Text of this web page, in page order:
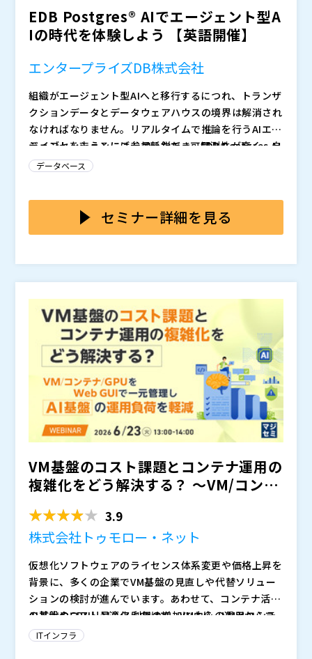
のバスを3回転半も横転（キャノンロール）させ、世界
記録を樹立した壮絶なエピソードなど、見逃せない内容
し、変革するのかを分かりやすく解説します。
きていますか？
Nutanixとともに、確実で洗練されたIT移行のステップ
Nutanix MoveとNutanix Cloud Clusters（NC2）
チクラウド環境を統合し、大規模環境でもシームレスな
業務継続性を実現する方法をご紹介します。移行に伴う
リスクを抑え、先行き不透明な状況から生じるストレス
をどのように解消できるのか、その全貌が明らかになり
ます。本イベントでは、示唆に富むディスカッション、
じて、クラウド移行を驚くほどシンプルに（身代わりの
スタントダブルを必要とせずに）成功させる方法を分か
りやすく解説します。
具体的には、NC2が提供する以下の強みを備えたプラッ
トフォームについて深く学んでいただけます。
・：スクリプトに変更を加えることなく、アプリケーシ
ョンをオンプレミスで実行していた状態とまったく同じ
・：データシーディングプロセスが既存データを精密に
レプリケーションし、ビジネスの中断時間を数時間から
数分単位へと劇的にに短縮することで、いつでも成功を
クや予期せぬシステム停止を回避。
・：特定のワークロードを、安定したクラウドのベアメ
タルインフラストラクチャーに移行。これにより、昨今
高騰を続けるハードウェアコストや調達遅延の影響を最
小限に。
40年以上のキャリアを誇るコリー・ユーバンクス氏
は、これまでに160本以上の映画と1,200本以上のテレ
ビドラマに携わり、世界最高峰のスタント賞である「タ
ウルス・ワールド・スタント・アワード（Taurus Wor
ld Stunt Award）」を3度も受賞した伝説のプロフェ
ッショナルです。ワーナー・ブラザース史上最年少のス
タントマンとしてキャリアをスタートさせた彼は、『ワ
ション:インポッシブル』といった大ヒットシリーズ
で、数々の世界記録を塗り替える驚異的なカースタント
ー・スタローンといったハリウッドのトップスターの身
代わり（スタントダブル）を務めるだけでなく、映画監
督やセカンドユニット（アクション専門チーム）・ディ
レクターとしても頭角を現し、150以上の極限のアクシ
ョンシーンを統括・指揮してきました。現在は、後進を
育てる「カークラッシュ・クリニック（カースタント養
成講座）」の主宰や、トークライブショー「スタント・
ストーリーズ」の全米ツアーを展開。ハリウッドを震撼
Nutanix プロダクト＆ソリューションマーケティングS
GDM ITインフラストラクチャーコンサルタント
Nutanix インダストリーソリューションマーケティン
Nutanix ネットワーク＆セキュリティシニアプロダク
トマーケティングマネージャー
Nutanix 技術マーケティングエンジニア
本イベントに関するお問合せは までご連絡ください。
© 2026 Nutanix, Inc.All rights reserved.Nutanix、
Nutanixロゴ、およびここに記載されているすべてのN
utanixプロダクトおよびサービス名は、アメリカ合衆
国およびその他の国におけるNutanix, Inc.の登録商標
または商標です。Nutanix, Inc.は、VMware by Broad
comまたはBroadcomと提携していません。VMware
ニュータニックス・ジャパン合同会社（）
マジセミ株式会社（）
※共催、協賛、協力、講演企業は将来的に追加、削除さ
EDB Postgres® AIでエージェント型A
Iの時代を体験しよう 【英語開催】
エンタープライズDB株式会社
組織がエージェント型AIへと移行するにつれ、トランザ
クションデータとデータウェアハウスの境界は解消され
なければなりません。リアルタイムで推論を行うAIエー
ジェントを支えるには、最新鋭で、可観測性が高く、自
律性を備え、ガバナンス機能が組み込まれたデータプラ
ライブセッションにご参加いただき、EDB Postgres AI
がハイブリッド環境全体でサイロを解消し、アーキテク
用データと履歴データの両方に対して、安全かつリアル
タイムな推論アクセスを同時に提供 ◆
なAIインテリジェンスを提供 ◆： 単一の統合インター
フェースを通じて、ハイブリッドな可観測性とデータ主
権を完全に実現 ◆： 厳格なコスト管理とガバナンスを
維持しながら、アーキテクチャの複雑さを軽減
ランザクションデータ、分析データを統合し、サブ秒単
位のクエリ、リアルタイム機械学習、セマンティック検
索を実現 ◆： EDB Postgres AIテクニカルブループリ
ントを活用し、オープンスタンダードのスタック統合に
より、独自のAIプラットフォーム（Iceberg/Parque
t）内で安全かつ俊敏な機能を実現 ◆： ネイティブのエ
ージェント機能とエージェント移行機能を組み込んだ単
一のPostgresベースプラットフォーム上で、トランザ
クション、分析、AIワークロードを効率的に実行
エンタープライズDB株式会社（）
株式会社日本経済広告社（ ）
マジセミ株式会社（）
※共催、協賛、協力、講演企業は将来的に追加、削除さ
れる可能性があります。
データベース
セミナー詳細を見る
VM基盤のコスト課題とコンテナ運用の
複雑化をどう解決する？ 〜VM/コンテ
3.9
株式会社トゥモロー・ネット
仮想化ソフトウェアのライセンス体系変更や価格上昇を
背景に、多くの企業でVM基盤の見直しや代替ソリュー
ションの検討が進んでいます。あわせて、コンテナ活用
の拡大やGPUリソース利用の増加により、VMとコンテ
ナを統合的に管理できる柔軟な基盤運用へのニーズも高
AI基盤のコスト最適化に向けて、VM中心の運用からコ
ンテナ活用へ移行する選択肢が注目されています。一方
ITインフラ